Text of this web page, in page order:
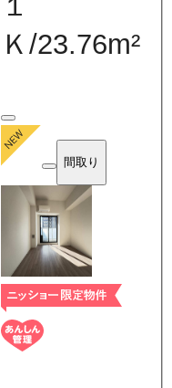
Ｋ /23.76m²
間取り